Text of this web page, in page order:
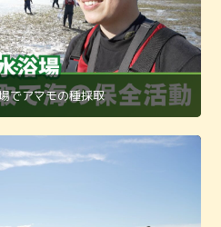
でアマモの種採取